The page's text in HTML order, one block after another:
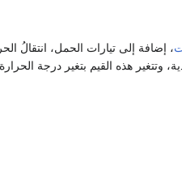
، إضافة إلى تيارات الحمل، انتقالُ
وتتغير هذه القيم بتغير درجة